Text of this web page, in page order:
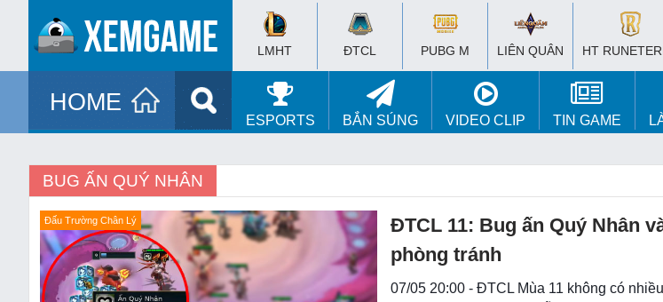
LMHT ĐTCL PUBG M LIÊN QUÂN HT
HOME
ESPORTS BẮN SÚNG VIDEO CLIP TIN GAME
BUG ẤN QUÝ NHÂN
Đấu Trường Chân Lý
ĐTCL 11: Bug ấn Quý Nhân
phòng tránh
07/05 20:00 - ĐTCL Mùa 11 không có